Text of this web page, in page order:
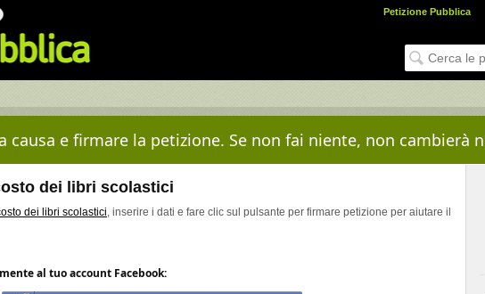
Petizione Pubblica
causa e firmare la petizione. Se non fai niente, non cambierà
dei libri scolastici
dei libri scolastici, inserire i dati e fare clic sul pulsante per firmare petizione per aiutare il
al tuo account Facebook: